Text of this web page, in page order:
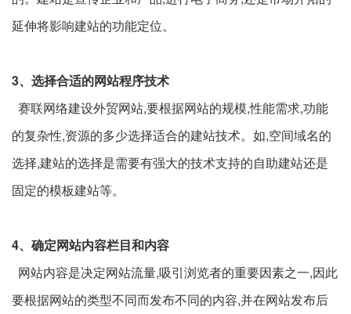
延伸将影响建站的功能定位。
3、选择合适的网站程序技术
赛联网络建设外贸网站,要根据网站的规模,性能需求,功能
的复杂性,资源的多少选择适合的建站技术。如,空间域名的
选择,建站的选择是需要有强大的技术支持的自助建站还是
固定的模板建站等。
4、确定网站内容栏目和内容
网站内容是决定网站流量,吸引浏览者的重要因素之一,因此
要根据网站的类型不同而发布不同的内容,并在网站发布后